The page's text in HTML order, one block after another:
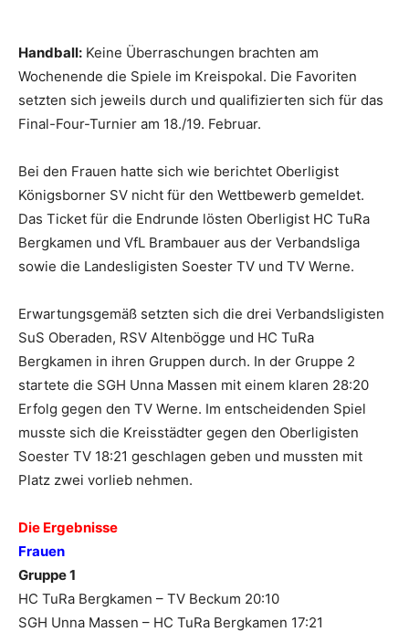
Handball: Keine Überraschungen brachten am
Wochenende die Spiele im Kreispokal. Die Favoriten
setzten sich jeweils durch und qualifizierten sich für das
Final-Four-Turnier am 18./19. Februar.
Bei den Frauen hatte sich wie berichtet Oberligist
Königsborner SV nicht für den Wettbewerb gemeldet.
Das Ticket für die Endrunde lösten Oberligist HC TuRa
Bergkamen und VfL Brambauer aus der Verbandsliga
sowie die Landesligisten Soester TV und TV Werne.
Erwartungsgemäß setzten sich die drei Verbandsligisten
SuS Oberaden, RSV Altenbögge und HC TuRa
Bergkamen in ihren Gruppen durch. In der Gruppe 2
startete die SGH Unna Massen mit einem klaren 28:20
Erfolg gegen den TV Werne. Im entscheidenden Spiel
musste sich die Kreisstädter gegen den Oberligisten
Soester TV 18:21 geschlagen geben und mussten mit
Platz zwei vorlieb nehmen.
Die Ergebnisse
Frauen
Gruppe 1
HC TuRa Bergkamen – TV Beckum 20:10
SGH Unna Massen – HC TuRa Bergkamen 17:21